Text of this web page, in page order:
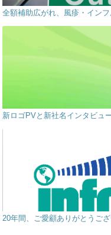
全額補助広がれ、風疹・イン
新ロゴPVと新社名インタビュ
20年間、ご愛顧ありがとうござ